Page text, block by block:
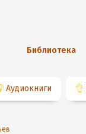
Библиотека
Аудиокниги 👌